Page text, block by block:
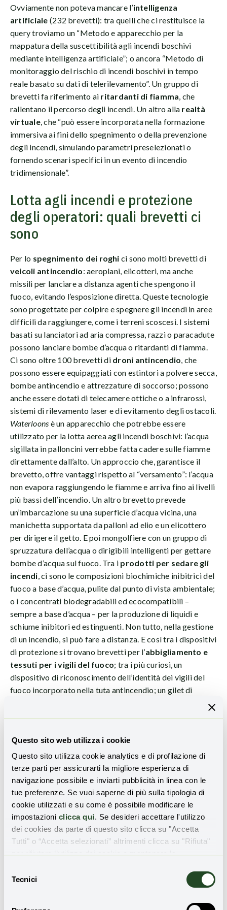
Questo sito web utilizza i cookie
Questo sito utilizza cookie analytics e di profilazione di
terze parti per assicurarti la migliore esperienza di
navigazione possibile e inviarti pubblicità in linea con le
tue preferenze. Se vuoi saperne di più sulla tipologia di
cookie utilizzati e su come è possibile modificare le
impostazioni clicca qui. Se desideri accettare l'utilizzo
dei cookies da parte di questo sito clicca su "Accetta
Tutti" o “Accetta selezionati” altrimenti clicca su "Rifiuta"
delTecnici
Ovviamente non poteva mancare l’intelligenza
artificiale (232 brevetti): tra quelli che ci restituisce la
query troviamo un “Metodo e apparecchio per la
mappatura della suscettibilità agli incendi boschivi
mediante intelligenza artificiale”; o ancora “Metodo di
monitoraggio del rischio di incendi boschivi in tempo
reale basato su dati di telerilevamento”. Un gruppo di
brevetti fa riferimento ai ritardanti di fiamma, che
rallentano il percorso degli incendi. Un altro alla realtà
virtuale, che “può essere incorporata nella formazione
immersiva ai fini dello spegnimento o della prevenzione
degli incendi, simulando parametri preselezionati o
fornendo scenari specifici in un evento di incendio
tridimensionale”.
Lotta agli incendi e protezione
degli operatori: quali brevetti ci
sono
Per lo spegnimento dei roghi ci sono molti brevetti di
veicoli antincendio: aeroplani, elicotteri, ma anche
missili per lanciare a distanza agenti che spengono il
fuoco, evitando l’esposizione diretta. Queste tecnologie
sono progettate per colpire e spegnere gli incendi in aree
difficili da raggiungere, come i terreni scoscesi. I sistemi
basati su lanciatori ad aria compressa, razzi o paracadute
possono lanciare bombe d’acqua o ritardanti di fiamma.
Ci sono oltre 100 brevetti di droni antincendio, che
possono essere equipaggiati con estintori a polvere secca,
bombe antincendio e attrezzature di soccorso; possono
anche essere dotati di telecamere ottiche o a infrarossi,
sistemi di rilevamento laser e di evitamento degli ostacoli.
Waterloons è un apparecchio che potrebbe essere
utilizzato per la lotta aerea agli incendi boschivi: l’acqua
sigillata in palloncini verrebbe fatta cadere sulle fiamme
direttamente dall’alto. Un approccio che, garantisce il
brevetto, offre vantaggi rispetto al “versamento”: l’acqua
non evapora raggiungendo le fiamme e arriva fino ai livelli
più bassi dell’incendio. Un altro brevetto prevede
un’imbarcazione su una superficie d’acqua vicina, una
manichetta supportata da palloni ad elio e un elicottero
per dirigere il getto. E poi mongolfiere con un gruppo di
spruzzatura dell’acqua o dirigibili intelligenti per gettare
bombe d’acqua sul fuoco. Tra i prodotti per sedare gli
incendi, ci sono le composizioni biochimiche inibitrici del
fuoco a base d’acqua, pulite dal punto di vista ambientale;
o i concentrati biodegradabili ed ecocompatibili –
sempre a base d’acqua – per la produzione di liquidi e
schiume inibitori ed estinguenti. Non tutto, nella gestione
di un incendio, si può fare a distanza. E così tra i dispositivi
di protezione si trovano brevetti per l’abbigliamento e
tessuti per i vigili del fuoco; tra i più curiosi, un
dispositivo di riconoscimento dell’identità dei vigili del
fuoco incorporato nella tuta antincendio; un gilet di
agliapparecchi di respirazione per vigili del fuoco
(292 brevetti) troviamo dispositivi che utilizzano
ossigeno, aria compressa o filtri; che contengono
sostanze chimiche per produrre ossigeno e fornire aria
respirabile agli operatori. Gli apparecchi di respirazione
possono essere dotati di dispositivi di raffreddamento
dell’aria o di strumenti per rilevare sostanze contaminanti.
La rigenerazione del territorio
dopo un incendio: i brevetti
rigenerazione dei